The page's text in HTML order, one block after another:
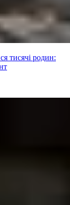
тисячі родин: